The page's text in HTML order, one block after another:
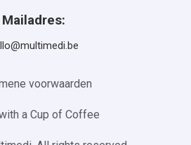
Mailadres:
a Cup of Coffee
voorwaarden